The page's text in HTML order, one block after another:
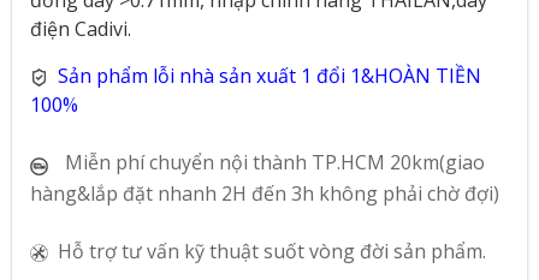
điện Cadivi.
Sản phẩm lỗi nhà sản xuất 1 đổi 1&HOÀN TIỀN
100%
Miễn phí chuyển nội thành TP.HCM 20km(giao
hàng&lắp đặt nhanh 2H đến 3h không phải chờ đợi)
Hỗ trợ tư vấn kỹ thuật suốt vòng đời sản phẩm.